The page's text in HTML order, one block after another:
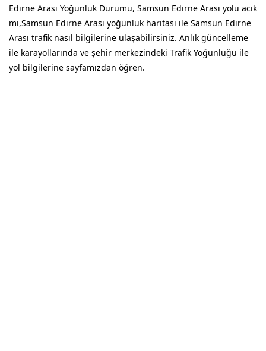
Edirne Arası Yoğunluk Durumu, Samsun Edirne Arası yolu acık
mı,Samsun Edirne Arası yoğunluk haritası ile Samsun Edirne
Arası trafik nasıl bilgilerine ulaşabilirsiniz. Anlık güncelleme
ile karayollarında ve şehir merkezindeki Trafik Yoğunluğu ile
yol bilgilerine sayfamızdan öğren.